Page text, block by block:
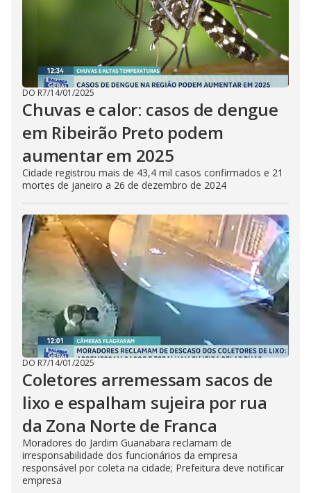
DO R7/14/01/2025
Chuvas e calor: casos de dengue
em Ribeirão Preto podem
aumentar em 2025
Cidade registrou mais de 43,4 mil casos confirmados e 21
mortes de janeiro a 26 de dezembro de 2024
DO R7/14/01/2025
Coletores arremessam sacos de
lixo e espalham sujeira por rua
da Zona Norte de Franca
Moradores do Jardim Guanabara reclamam de
irresponsabilidade dos funcionários da empresa
responsável por coleta na cidade; Prefeitura deve notificar
empresa